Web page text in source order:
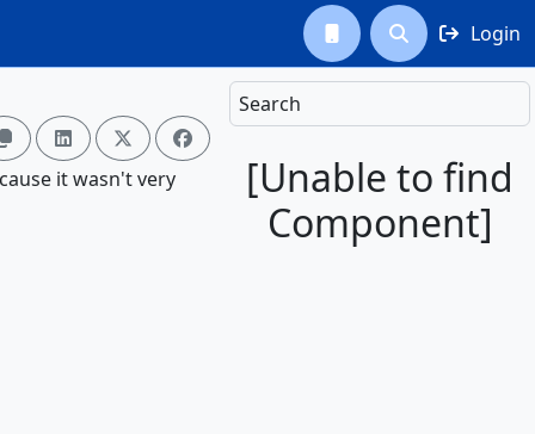
  Login
Search
[Unable to find
Component]
  
it wasn't very